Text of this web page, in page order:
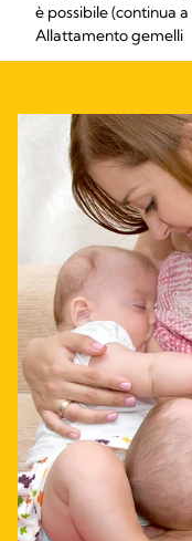
è possibile (continua
Allattamento gemelli